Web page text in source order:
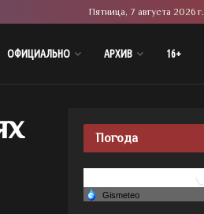
Пятница, 7 августа 2026 г.
ОФИЦИАЛЬНО АРХИВ 16+
Погода